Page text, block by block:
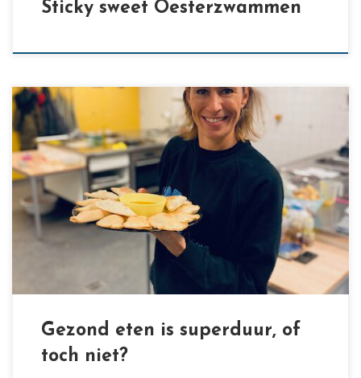
Sticky sweet Oesterzwammen
Gezond eten is superduur, of
toch niet?